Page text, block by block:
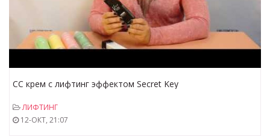
СС крем с лифтинг эффектом Secret Key
ЛИФТИНГ
12-ОКТ, 21:07